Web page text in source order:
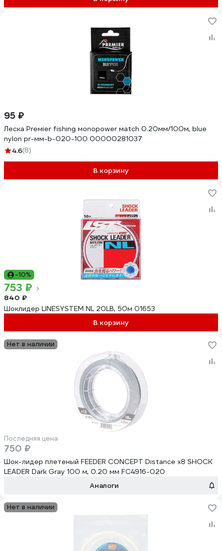
95 ₽
Леска Preмier fishing мonopower мatch 0.20мм/100м, blue
nylon pr-мм-b-020-100 00000281037
4.6(8)
В корзину
-10%
753 ₽
840 ₽
Шоклидер LINESYSTEM NL 20LB, 50м 01653
В корзину
Нет в наличии
Последняя цена
750 ₽
Шок-лидер плетеный FEEDER CONCEPT Distance х8 SHOCK
LEADER Dark Gray 100 м, 0.20 мм FC4916-020
Аналоги
Нет в наличии